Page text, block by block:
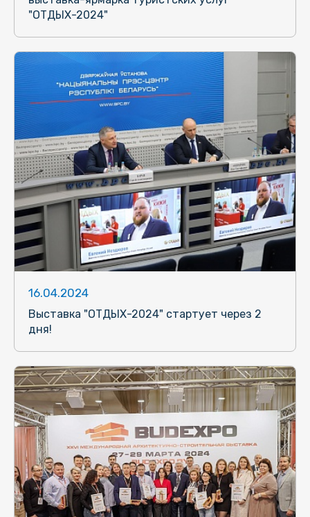
"ОТДЫХ-2024"
16.04.2024
Выставка "ОТДЫХ-2024" стартует через 2
дня!